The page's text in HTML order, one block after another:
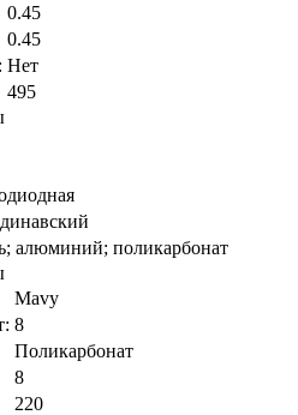
0.45
0.45
Нет
495
алюминий; поликарбонат
Mavy
8
Поликарбонат
8
220